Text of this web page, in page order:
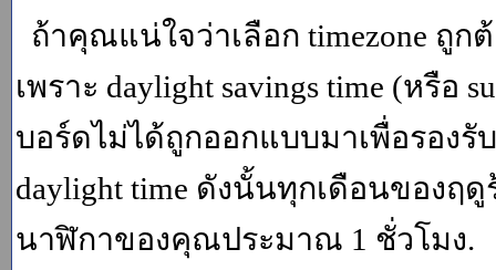
ถ้าคุณแน่ใจว่าเลือก timezone ถู
เพราะ daylight savings time (หรือ
บอร์ดไม่ได้ถูกออกแบบมาเพื่อรอง
daylight time ดังนั้นทุกเดือนของฤ
นาฬิกาของคุณประมาณ 1 ชั่วโมง.